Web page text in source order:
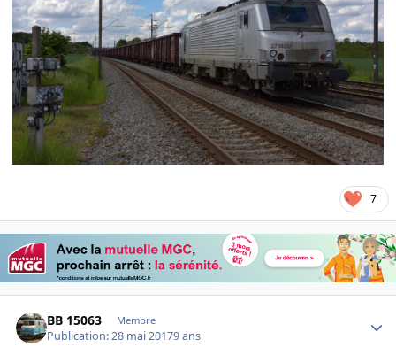
7
BB 15063 Membre
Publication:28 mai 20179 ans